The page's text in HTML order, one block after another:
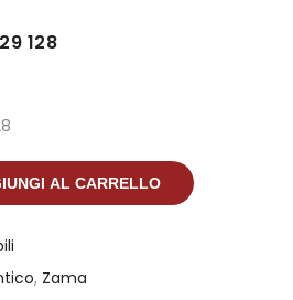
128
AL CARRELLO
, Zama